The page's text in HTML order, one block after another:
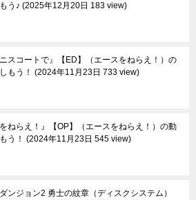
う♪ 2025年12月20日 183 view
ニスコートで』【ED】（エースをねらえ！）の
もう！
2024年11月23日 733 view
をねらえ！』【OP】（エースをねらえ！）の動
う！
2024年11月23日 545 view
ンジョン2 勇士の紋章（ディスクシステム）